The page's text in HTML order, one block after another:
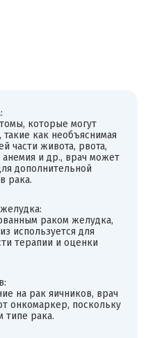
которые могут
как необъяснимая
части живота, рвота,
и др., врач может
дополнительной
рака.
раком желудка,
используется для
терапии и оценки
на рак яичников, врач
онкомаркер, поскольку
типе рака.